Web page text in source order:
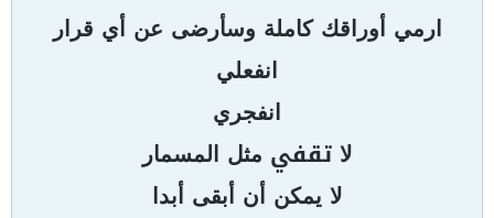
ارمي
أوراقك كاملة وسأرضى عن أي قرار
انفعلي
انفجري
لا تقفي مثل
المسمار
لا يمكن أن أبقى
أبدا